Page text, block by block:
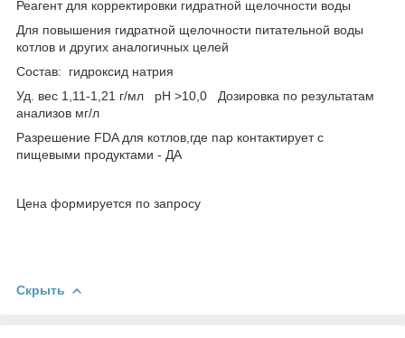
Реагент для корректировки гидратной щелочности воды
Для повышения гидратной щелочности питательной воды
котлов и других аналогичных целей
Состав: гидроксид натрия
Уд. вес 1,11-1,21 г/мл рН >10,0 Дозировка по результатам
анализов мг/л
Разрешение FDA для котлов,где пар контактирует с
пищевыми продуктами - ДА
Цена формируется по запросу
Скрыть